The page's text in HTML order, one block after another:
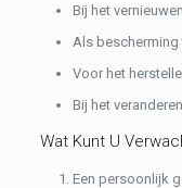
Bij het
Als
Voor het
Bij het
Wat Kunt U
Een persoonlijk